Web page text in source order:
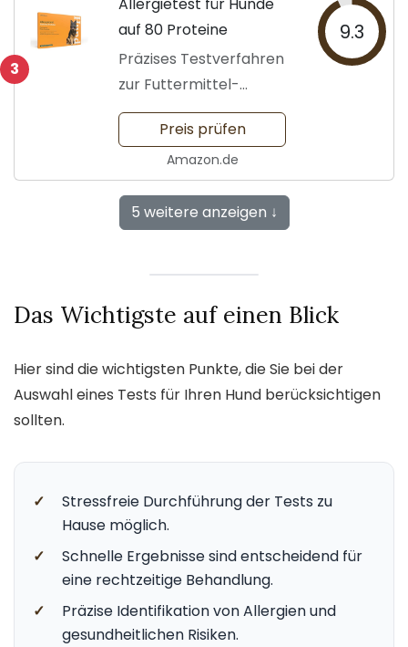
3
auf 80 Proteine
Präzises Testverfahren
zur Futtermittel-
Optimierung
9.3
Preis prüfen
Amazon.de
5 weitere anzeigen ↓
Das Wichtigste auf einen Blick
Hier sind die wichtigsten Punkte, die Sie bei der
Auswahl eines Tests für Ihren Hund berücksichtigen
sollten.
✓
Stressfreie Durchführung der Tests zu
Hause möglich.
✓
Schnelle Ergebnisse sind entscheidend für
eine rechtzeitige Behandlung.
✓
Präzise Identifikation von Allergien und
gesundheitlichen Risiken.